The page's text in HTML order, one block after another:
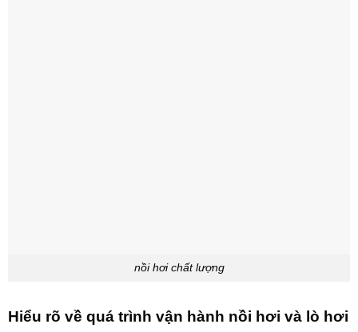
nồi hơi chất lượng
Hiểu rõ về quá trình vận hành nồi hơi và lò hơi